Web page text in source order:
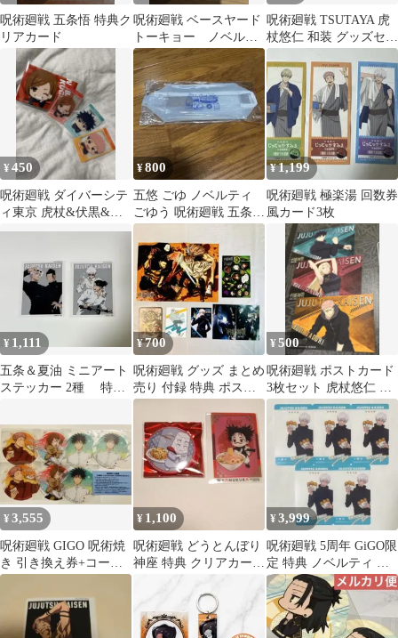
呪術廻戦 五条悟 特典ク
リアカード
呪術廻戦 ベースヤード
トーキョー ノベルテ
ィ 2枚セット
呪術廻戦 TSUTAYA 虎
杖悠仁 和装 グッズセッ
ト 缶バッジ クリアファ
イル
¥450
呪術廻戦 ダイバーシテ
ィ東京 虎杖&伏黒&釘
崎
¥800
五悠 ごゆ ノベルティ
ごゆう 呪術廻戦 五条悟
虎杖悠仁 ポーチ
¥1,199
呪術廻戦 極楽湯 回数券
風カード3枚
¥ 1,111
五条＆夏油 ミニアート
ステッカー 2種 特典
トーキョー
¥700
呪術廻戦 グッズ まとめ
売り 付録 特典 ポスタ
ー ステッカー 五条 乙
骨
¥500
呪術廻戦 ポストカード
3枚セット 虎杖悠仁 伏
黒恵 九十九由基
¥3,555
呪術廻戦 GIGO 呪術焼
き 引き換え券+コース
ター
¥ 1,100
呪術廻戦 どうとんぼり
神座 特典 クリアカード
¥3,999
呪術廻戦 5周年 GiGO限
定 特典 ノベルティ ク
リアカード 五条悟 5枚